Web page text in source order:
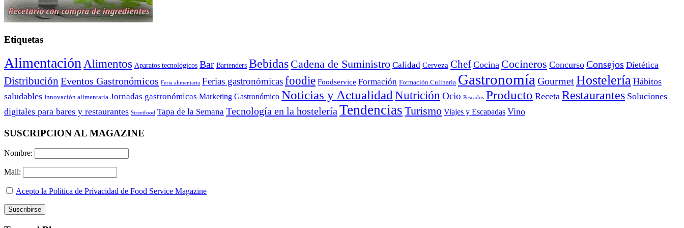
Etiquetas
Alimentación Alimentos Aparatos tecnológicos Bar Bartenders Bebidas Cadena de Suministro Calidad Cerveza Chef Cocina Cocineros Concurso Consejos Dietética
Distribución Eventos Gastronómicos Feria alimentaria Ferias gastronómicasfoodie Foodservice Formación Formación Culinaria Gastronomía GourmetHostelería Hábitos
saludables Innovación alimentaria Jornadas gastronómicas Marketing Gastronómico Noticias y Actualidad Nutrición Ocio Pescados Producto Receta Restaurantes Soluciones
digitales para bares y restaurantes Streetfood Tapa de la Semana Tecnología en la hostelería Tendencias Turismo Viajes y Escapadas Vino
SUSCRIPCION AL MAGAZINE
Nombre:
Mail:
Acepto la Política de Privacidad de Food Service Magazine